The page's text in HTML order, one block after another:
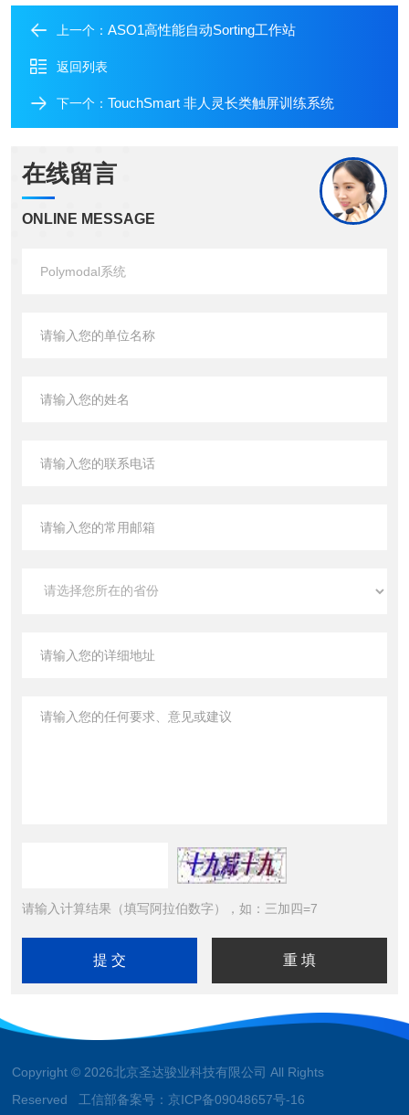
上一个： ASO1高性能自动Sorting工作站
返回列表
下一个： TouchSmart 非人灵长类触屏训练系统
在线留言
ONLINE MESSAGE
请输入计算结果（填写阿拉伯数字），如：三加四=7
Copyright © 2026北京圣达骏业科技有限公司 All Rights
Reserved 工信部备案号： 京ICP备09048657号-16